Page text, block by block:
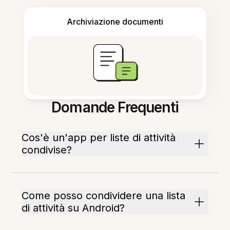
Archiviazione documenti
Domande Frequenti
Cos'è un'app per liste di attività
condivise?
Come posso condividere una lista
di attività su Android?